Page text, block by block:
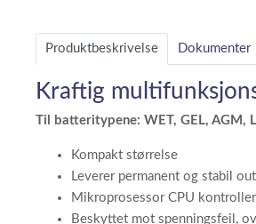
Produktbeskrivelse Dokumenter
Kraftig
Til batteritypene: WET, GEL, AGM,
Kompakt størrelse
Leverer permanent og stabil
Mikroprosessor CPU
Beskyttet mot spenningsfeil,